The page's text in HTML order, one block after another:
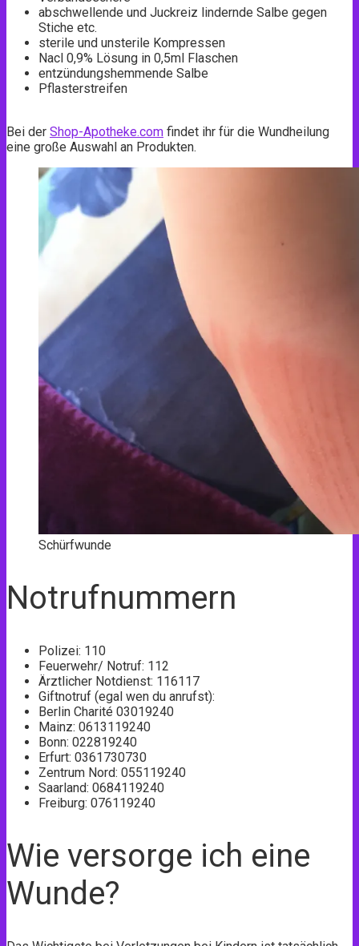
abschwellende und Juckreiz lindernde Salbe gegen
Stiche etc.
sterile und unsterile Kompressen
Nacl 0,9% Lösung in 0,5ml Flaschen
entzündungshemmende Salbe
Pflasterstreifen
Bei der Shop-Apotheke.com findet ihr für die Wundheilung
eine große Auswahl an Produkten.
Schürfwunde
Notrufnummern
Polizei: 110
Feuerwehr/ Notruf: 112
Ärztlicher Notdienst: 116117
Giftnotruf (egal wen du anrufst):
Berlin Charité 03019240
Mainz: 0613119240
Bonn: 022819240
Erfurt: 0361730730
Zentrum Nord: 055119240
Saarland: 0684119240
Freiburg: 076119240
Wie versorge ich eine
Wunde?